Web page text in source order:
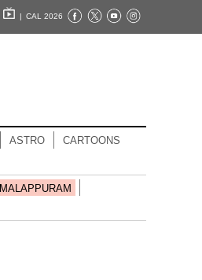
| CAL 2026
ASTRO CARTOONS
MALAPPURAM